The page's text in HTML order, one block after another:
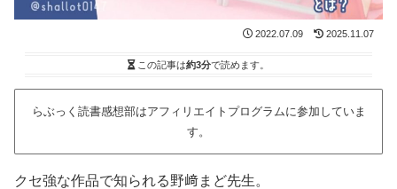
2022.07.09 2025.11.07
この記事は約3分で読めます。
らぶっく読書感想部はアフィリエイトプログラムに参加していま
す。
クセ強な作品で知られる野﨑まど先生。